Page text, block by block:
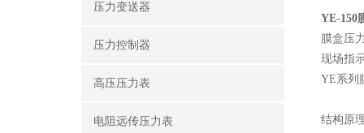
压力变送器
压力控制器
高压压力表
电阻远传压力表
YE-150
膜盒压
现场指
YE系列
结构原